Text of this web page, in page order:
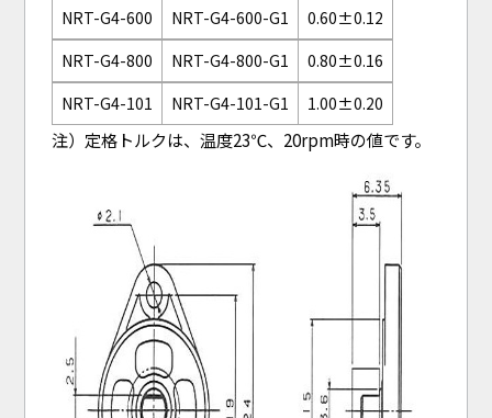
NRT-G4-600
NRT-G4-600-G1
0.60±0.12
NRT-G4-800
NRT-G4-800-G1
0.80±0.16
NRT-G4-101
NRT-G4-101-G1 1.00±0.20
注）定格トルクは、温度23℃、20rpm時の値です。